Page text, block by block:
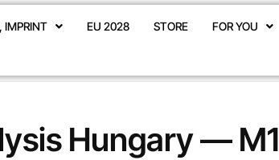
IMPRINT EU 2028 STORE FOR YOU
Hungary — M1